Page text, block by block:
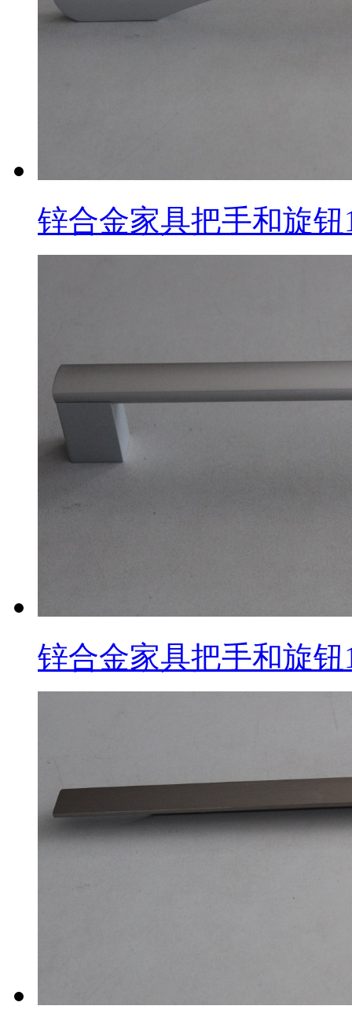
锌合金家具把手和旋钮
锌合金家具把手和旋钮